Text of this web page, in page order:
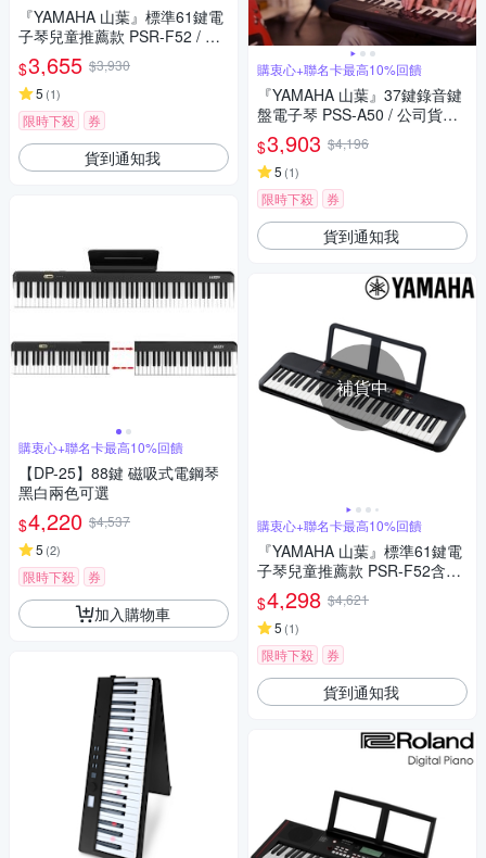
『YAMAHA 山葉』標準61鍵電
子琴兒童推薦款 PSR-F52 / 公
司貨保固
$3,655 $3,930
5 (1)
限時下殺 券
貨到通知我
購衷心+聯名卡最高10%回饋
【DP-25】88鍵 磁吸式電鋼琴
黑白兩色可選
$4,220 $4,537
5 (2)
限時下殺 券
加入購物車
購衷心+聯名卡最高10%回饋
『YAMAHA 山葉』37鍵錄音鍵
盤電子琴 PSS-A50 / 公司貨保
固
$3,903 $4,196
5 (1)
限時下殺 券
貨到通知我
補貨中
購衷心+聯名卡最高10%回饋
『YAMAHA 山葉』標準61鍵電
子琴兒童推薦款 PSR-F52含琴
架 / 公司貨保固
$4,298 $4,621
5 (1)
限時下殺 券
貨到通知我